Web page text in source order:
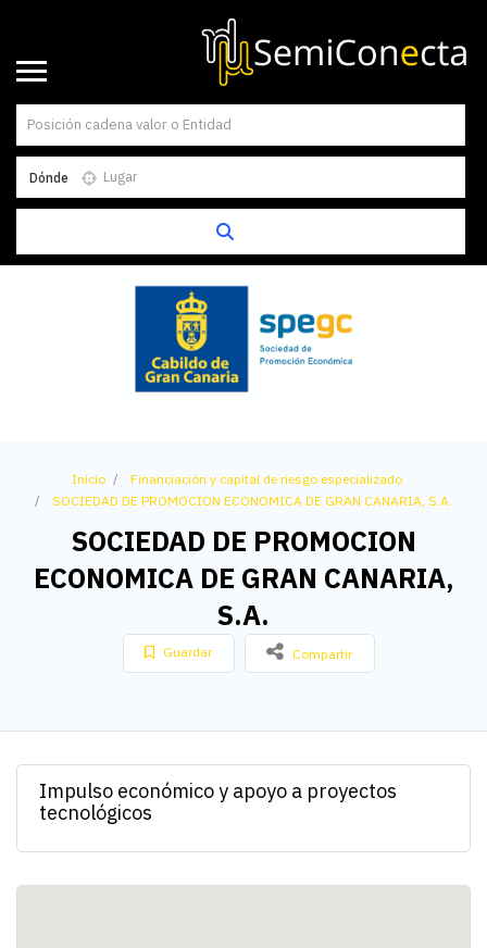
Dónde
Inicio
Financiación y capital de riesgo especializado
SOCIEDAD DE PROMOCION ECONOMICA DE GRAN CANARIA, S.A.
SOCIEDAD DE PROMOCION
ECONOMICA DE GRAN CANARIA,
S.A.
Guardar Compartir
Impulso económico y apoyo a proyectos
tecnológicos